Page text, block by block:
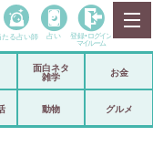
たる占い師 占い 登録• ログイン
マイルーム
面白ネタ
雑学
お金
動物 グルメ